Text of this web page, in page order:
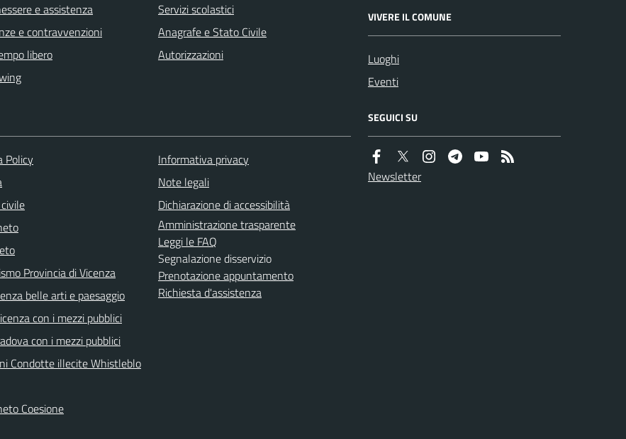
e assistenza
e contravvenzioni
libero
Servizi scolastici
Anagrafe e Stato Civile
Autorizzazioni
VIVERE IL COMUNE
Luoghi
Eventi
Policy
Provincia di Vicenza
belle arti e paesaggio
con i mezzi pubblici
con i mezzi pubblici
Condotte illecite Whistleblo
Coesione
Informativa privacy
Note legali
Dichiarazione di accessibilità
Amministrazione trasparente
Leggi le FAQ
Segnalazione disservizio
Prenotazione appuntamento
Richiesta d'assistenza
SEGUICI SU
Newsletter